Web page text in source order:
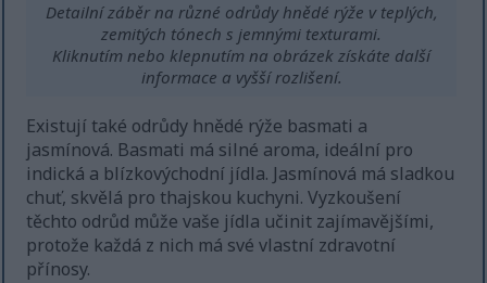
Detailní záběr na různé odrůdy hnědé rýže v teplých,
zemitých tónech s jemnými texturami.
Kliknutím nebo klepnutím na obrázek získáte další
informace a vyšší rozlišení.
Existují také odrůdy hnědé rýže basmati a
jasmínová. Basmati má silné aroma, ideální pro
indická a blízkovýchodní jídla. Jasmínová má sladkou
chuť, skvělá pro thajskou kuchyni. Vyzkoušení
těchto odrůd může vaše jídla učinit zajímavějšími,
protože každá z nich má své vlastní zdravotní
přínosy.